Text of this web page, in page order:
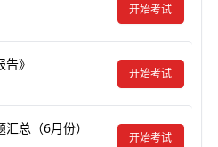
开始考试
》
开始考试
总（6月份）
开始考试